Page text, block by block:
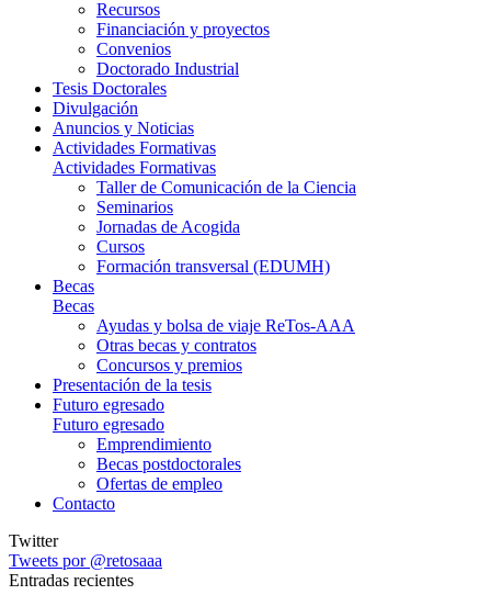
Recursos
Financiación y proyectos
Convenios
Doctorado Industrial
Tesis Doctorales
Divulgación
Anuncios y Noticias
Actividades Formativas
Actividades Formativas
Taller de Comunicación de la Ciencia
Seminarios
Jornadas de Acogida
Cursos
Formación transversal (EDUMH)
Becas
Becas
Ayudas y bolsa de viaje ReTos-AAA
Otras becas y contratos
Concursos y premios
Presentación de la tesis
Futuro egresado
Futuro egresado
Emprendimiento
Becas postdoctorales
Ofertas de empleo
Contacto
Twitter
Tweets por @retosaaa
Entradas recientes